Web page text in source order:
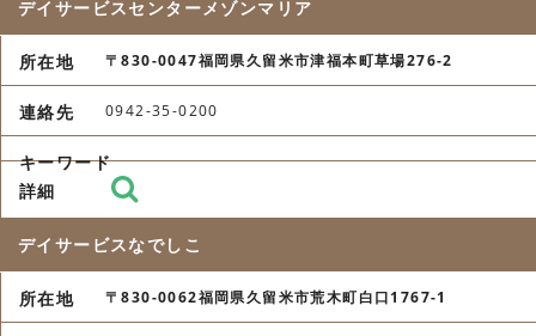
デイサービスセンターメゾンマリア
〒830-0047福岡県久留米市津福本町草場276-2
0942-35-0200
デイサービスなでしこ
〒830-0062福岡県久留米市荒木町白口1767-1